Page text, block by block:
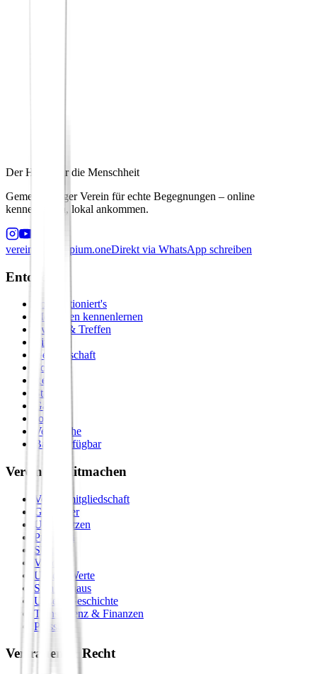
Der Hafen für die Menschheit
Gemeinnütziger Verein für echte Begegnungen – online
kennenlernen, lokal ankommen.
verein@principium.oneDirekt via WhatsApp schreiben
Entdecken
So funktioniert's
Menschen kennenlernen
Events & Treffen
Zirkel
Gemeinschaft
Formate
Retreats
Städte
Galerie
Journal
Vergleiche
Bald verfügbar
Verein & Mitmachen
Vereinsmitgliedschaft
Gastgeber
Unterstützen
Premium
Shop
Vision
Unsere Werte
Seminarhaus
Unsere Geschichte
Transparenz & Finanzen
Presse
Vertrauen & Recht